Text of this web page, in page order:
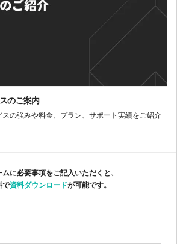
のご案内
の強みや料金、プラン、サポート実績をご紹介
ムに必要事項をご記入いただくと、
で資料ダウンロードが可能です。